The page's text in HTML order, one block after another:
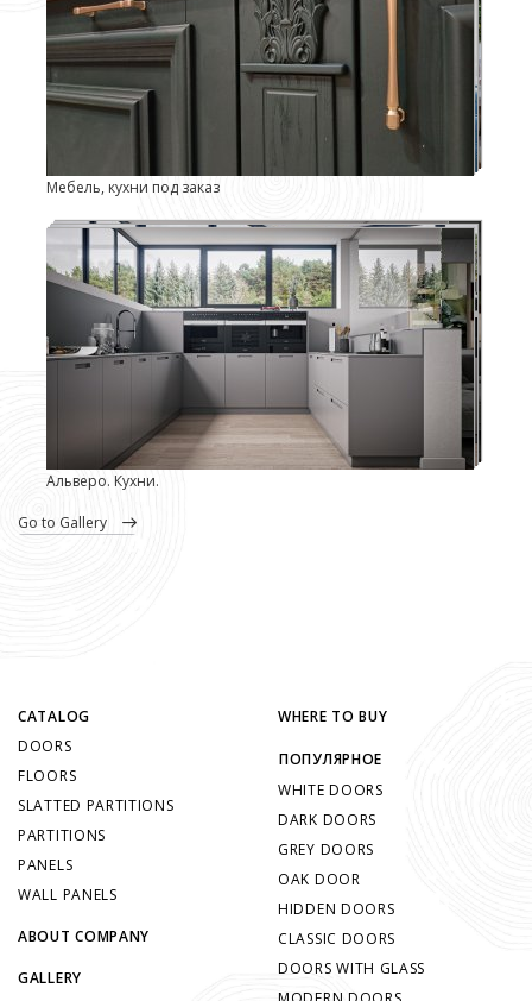
Мебель, кухни под заказ
Альверо. Кухни.
go to Gallery
CATALOG
DOORS
FLOORS
SLATTED PARTITIONS
PARTITIONS
PANELS
WALL PANELS
ABOUT COMPANY
GALLERY
WHERE TO BUY
ПОПУЛЯРНОЕ
WHITE DOORS
DARK DOORS
GREY DOORS
OAK DOOR
HIDDEN DOORS
CLASSIC DOORS
DOORS WITH GLASS